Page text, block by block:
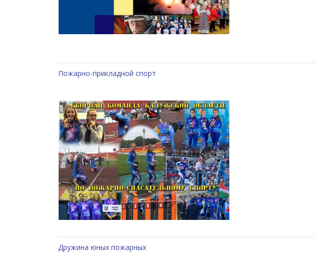
Пожарно-прикладной спорт
Дружина юных пожарных